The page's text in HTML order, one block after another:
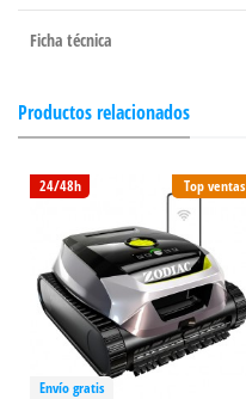
Ficha técnica
Productos relacionados
Top ventas
24/48h
Envío gratis